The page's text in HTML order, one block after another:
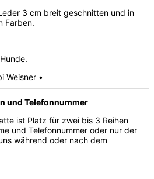
3 cm breit geschnitten und in
Farben.
Weisner •
und Telefonnummer
ist Platz für zwei bis 3 Reihen
und Telefonnummer oder nur der
während oder nach dem